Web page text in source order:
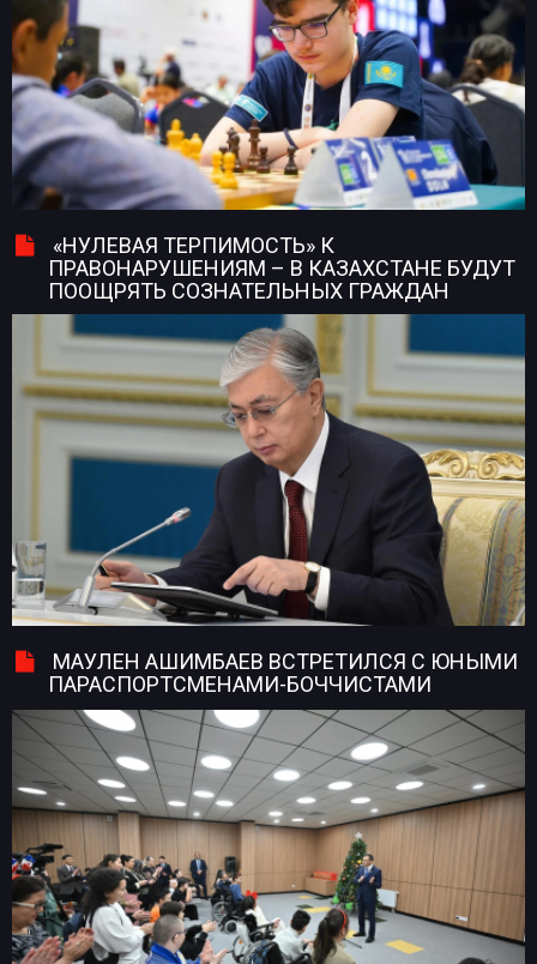
«НУЛЕВАЯ ТЕРПИМОСТЬ» К
ПРАВОНАРУШЕНИЯМ – В КАЗАХСТАНЕ БУДУТ
ПООЩРЯТЬ СОЗНАТЕЛЬНЫХ ГРАЖДАН
МАУЛЕН АШИМБАЕВ ВСТРЕТИЛСЯ С ЮНЫМИ
ПАРАСПОРТСМЕНАМИ-БОЧЧИСТАМИ